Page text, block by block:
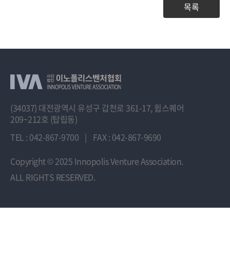
목록
(34037) 대전광역시 유성구 갑천로 361-17, 윕스퀘어
209~212호 (탑립동)
TEL : 042-867-9700 | FAX : 042-867-9690
Copyright© 2025 Innopolis Venture Association.
ALL RIGHTS RESERVED.